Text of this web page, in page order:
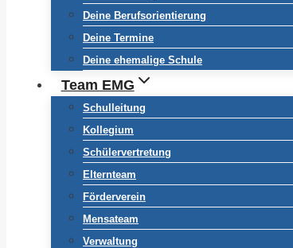
Deine Berufsorientierung
Deine Termine
Deine ehemalige Schule
Team EMG
Schulleitung
Kollegium
Schülervertretung
Elternteam
Förderverein
Mensateam
Verwaltung